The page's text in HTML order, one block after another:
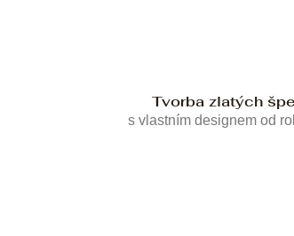
Tvorba zlatých
s vlastním designem od